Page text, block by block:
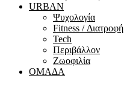
URBAN
Ψυχολογία
Fitness / Διατροφή
Tech
Περιβάλλον
Ζωοφιλία
ΟΜΑΔΑ